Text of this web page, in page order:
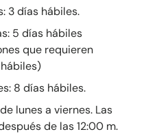
3 días hábiles.
5 días hábiles
que requieren
8 días hábiles.
lunes a viernes. Las
de las 12:00 m.